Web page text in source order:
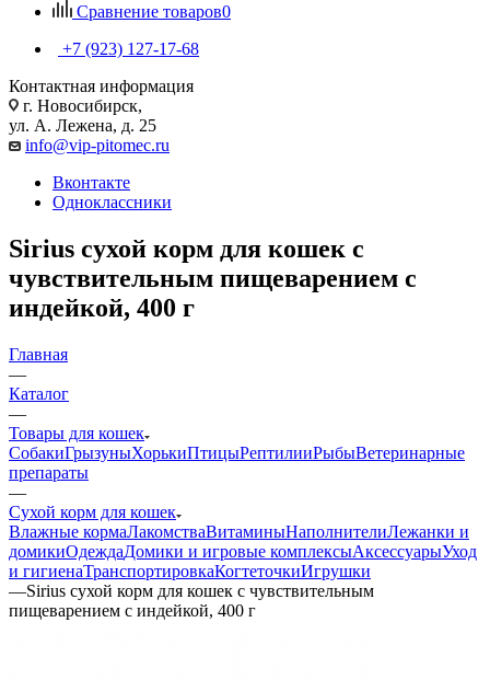
Сравнение товаров0
+7 (923) 127-17-68
Контактная информация
г. Новосибирск,
ул. А. Лежена, д. 25
info@vip-pitomec.ru
Вконтакте
Одноклассники
Sirius сухой корм для кошек с
чувствительным пищеварением с
индейкой, 400 г
Главная
—
Каталог
—
Товары для кошек
СобакиГрызуныХорькиПтицыРептилииРыбыВетеринарные
препараты
—
Сухой корм для кошек
Влажные кормаЛакомстваВитаминыНаполнителиЛежанки и
домикиОдеждаДомики и игровые комплексыАксессуарыУход
и гигиенаТранспортировкаКогтеточкиИгрушки
—Sirius сухой корм для кошек с чувствительным
пищеварением с индейкой, 400 г